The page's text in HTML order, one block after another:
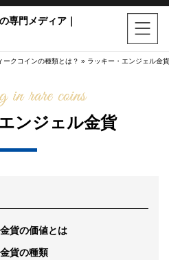
専門メディア｜
ークコインの種類とは？ » ラッキー・エンジェル金貨
ンジェル金貨
貨の価値とは
貨の種類